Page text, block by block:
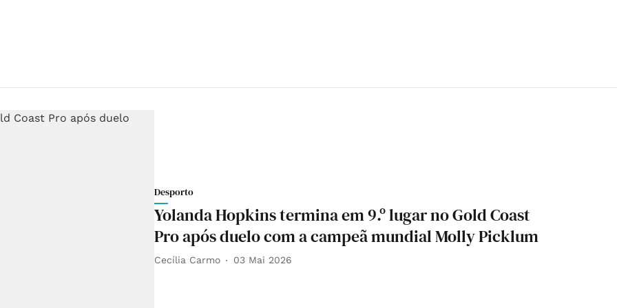
Desporto
Yolanda Hopkins termina em 9.º lugar no Gold Coast
Pro após duelo com a campeã mundial Molly Picklum
Cecília Carmo 03 Mai 2026